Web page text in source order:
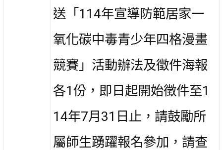
送「114年宣導防範居家一
氧化碳中毒青少年四格漫畫
競賽」活動辦法及徵件海報
各1份，即 日起開始徵件至1
14年7月31日止，請鼓勵所
屬師生踴躍報名參加，請查